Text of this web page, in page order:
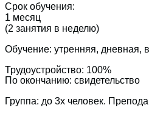
Срок обучения:
1 месяц
(2 занятия в неделю)
Обучение: утренняя, дневная,
Трудоустройство: 100%
По окончанию: свидетельство
Группа: до 3х человек.